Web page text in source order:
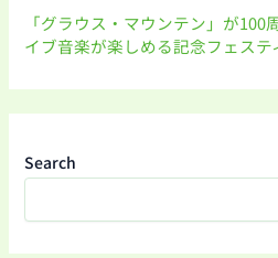
「グラウス・マウンテン」が100
イブ音楽が楽しめる記念フェステ
Search